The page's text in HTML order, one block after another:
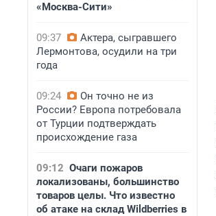
«Москва-Сити»
09:37
Актера, сыгравшего
Лермонтова, осудили на три
года
09:24
Он точно не из
России? Европа потребовала
от Турции подтверждать
происхождение газа
09:12 Очаги пожаров
локализованы, большинство
товаров целы. Что известно
об атаке на склад Wildberries в